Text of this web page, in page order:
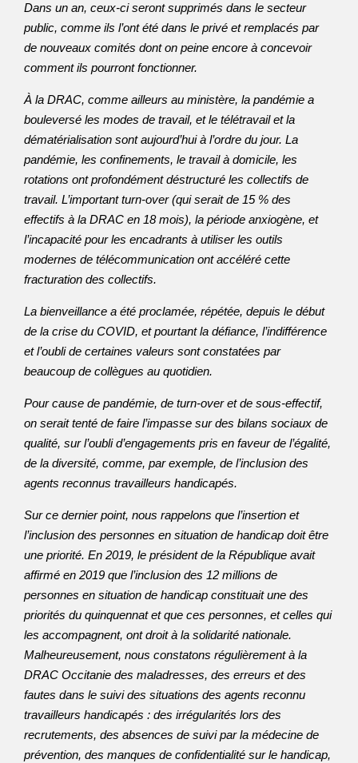
Dans un an, ceux-ci seront supprimés dans le secteur
public, comme ils l’ont été dans le privé et remplacés par
de nouveaux comités dont on peine encore à concevoir
comment ils pourront fonctionner.
À la DRAC, comme ailleurs au ministère, la pandémie a
bouleversé les modes de travail, et le télétravail et la
dématérialisation sont aujourd’hui à l’ordre du jour. La
pandémie, les confinements, le travail à domicile, les
rotations ont profondément déstructuré les collectifs de
travail. L’important turn-over (qui serait de 15 % des
effectifs à la DRAC en 18 mois), la période anxiogène, et
l’incapacité pour les encadrants à utiliser les outils
modernes de télécommunication ont accéléré cette
fracturation des collectifs.
La bienveillance a été proclamée, répétée, depuis le début
de la crise du COVID, et pourtant la défiance, l’indifférence
et l’oubli de certaines valeurs sont constatées par
beaucoup de collègues au quotidien.
Pour cause de pandémie, de turn-over et de sous-effectif,
on serait tenté de faire l’impasse sur des bilans sociaux de
qualité, sur l’oubli d’engagements pris en faveur de l’égalité,
de la diversité, comme, par exemple, de l’inclusion des
agents reconnus travailleurs handicapés.
Sur ce dernier point, nous rappelons que l’insertion et
l’inclusion des personnes en situation de handicap doit être
une priorité. En 2019, le président de la République avait
affirmé en 2019 que l’inclusion des 12 millions de
personnes en situation de handicap constituait une des
priorités du quinquennat et que ces personnes, et celles qui
les accompagnent, ont droit à la solidarité nationale.
Malheureusement, nous constatons régulièrement à la
DRAC Occitanie des maladresses, des erreurs et des
fautes dans le suivi des situations des agents reconnu
travailleurs handicapés : des irrégularités lors des
recrutements, des absences de suivi par la médecine de
prévention, des manques de confidentialité sur le handicap,